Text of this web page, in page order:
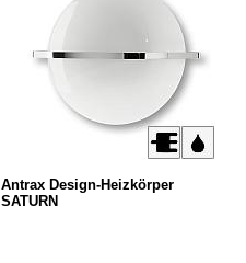
Antrax Design-Heizkörper
SATURN